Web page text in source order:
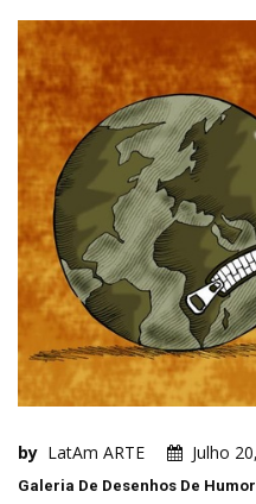
by LatAm ARTE Julho
Galeria De Desenhos De